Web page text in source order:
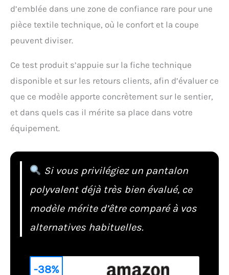
d’emblée dans une zone de confiance rare pour une
pièce textile technique, où le confort et la coupe
peuvent diviser.
Ce test produit s’appuie sur la fiche technique
disponible et sur les retours clients, afin d’évaluer ce
que ce modèle apporte concrètement sur le sentier,
et dans quels cas il mérite sa place dans votre
équipement.
Si vous privilégiez un pantalon
polyvalent déjà très bien évalué, ce
modèle mérite d’être comparé à vos
alternatives habituelles.
-38%